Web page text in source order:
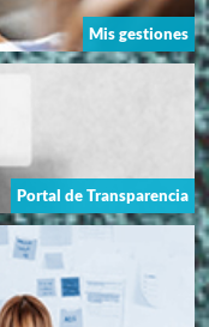
Mis gestiones
Portal de Transparencia